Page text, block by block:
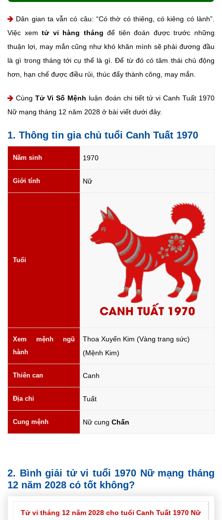
Dân gian ta vẫn có câu: “Có thờ có thiêng, có kiêng có lành”.
Việc xemtử vi hàng tháng để tiên đoán được trước những
thuận lợi, may mắn cũng như khó khăn mình sẽ phải đương đầu
là gì trong tháng tới cụ thể là gì. Để từ đó có tâm thái chủ động
hơn, hạn chế được điều rủi, thúc đẩy thành công, may mắn.
CùngTử Vi Số Mệnh luận đoán chi tiết tử vi Canh Tuất 1970
Nữ mạng tháng 12 năm 2028 ở bài viết dưới đây.
1. Thông tin gia chủ tuổi Canh Tuất 1970
Năm sinh 1970
Giới tính Nữ
Tuổi
CANH TUẤT 1970
Xem mệnh ngũ
hành
Thoa Xuyến Kim (Vàng trang sức)
(Mệnh Kim)
Thiên can Canh
Địa chi Tuất
Cung mệnh Nữ cung Chấn
2. Bình giải tử vi tuổi 1970 Nữ mạng tháng
12 năm 2028 có tốt không?
Tử vi tháng 12 năm 2028 cho tuổi Canh Tuất 1970 Nữ